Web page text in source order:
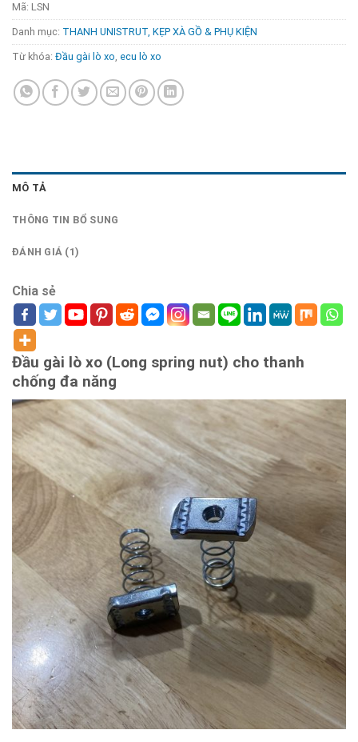
Mã: LSN
Danh mục: THANH UNISTRUT, KẸP XÀ GỒ & PHỤ KIỆN
Từ khóa: Đầu gài lò xo, ecu lò xo
MÔ TẢ
THÔNG TIN BỔ SUNG
ĐÁNH GIÁ (1)
Chia sẻ
Đầu gài lò xo (Long spring nut) cho thanh
chống đa năng